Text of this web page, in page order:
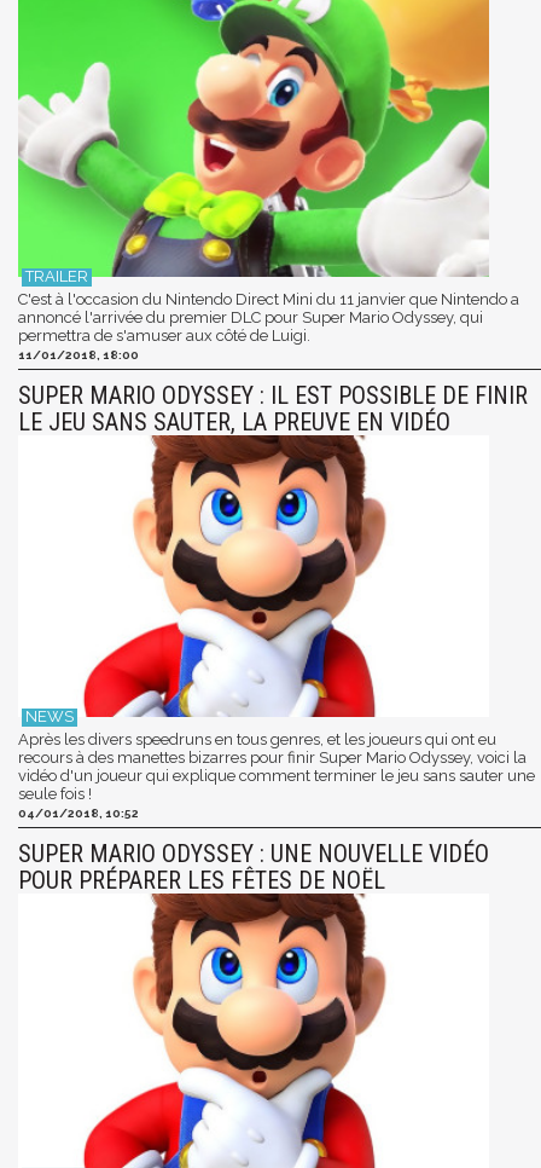
C'est à l'occasion du Nintendo Direct Mini du 11 janvier que Nintendo a
annoncé l'arrivée du premier DLC pour Super Mario Odyssey, qui
permettra de s'amuser aux côté de Luigi.
11/01/2018, 18:00
SUPER MARIO ODYSSEY : IL EST POSSIBLE DE FINIR
LE JEU SANS SAUTER, LA PREUVE EN VIDÉO
Après les divers speedruns en tous genres, et les joueurs qui ont eu
recours à des manettes bizarres pour finir Super Mario Odyssey, voici la
vidéo d'un joueur qui explique comment terminer le jeu sans sauter une
seule fois !
04/01/2018, 10:52
SUPER MARIO ODYSSEY : UNE NOUVELLE VIDÉO
POUR PRÉPARER LES FÊTES DE NOËL